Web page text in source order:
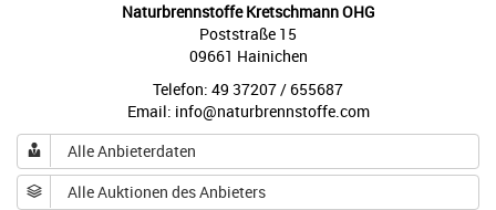
Naturbrennstoffe Kretschmann OHG
Poststraße 15
09661 Hainichen
Telefon: 49 37207 / 655687
Email: info@naturbrennstoffe.com
Alle Anbieterdaten
Alle Auktionen des Anbieters